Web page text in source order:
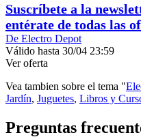
Suscríbete a la
entérate de todas las
De Electro Depot
Válido hasta 30/04 23:59
Ver oferta
Vea tambien sobre el tema "
Jardín, Juguetes, Libros y
Preguntas